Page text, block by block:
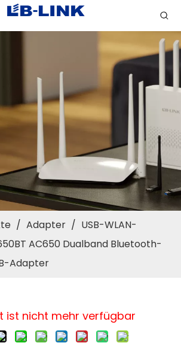
/ Adapter / USB-WLAN-
AC650 Dualband Bluetooth-
Adapter
ist nicht mehr verfügbar